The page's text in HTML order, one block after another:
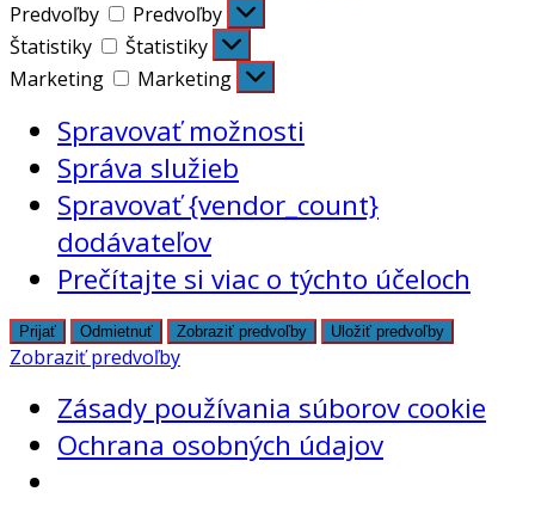
Predvoľby
Predvoľby
Štatistiky
Štatistiky
Marketing
Marketing
Spravovať možnosti
Správa služieb
Spravovať {vendor_count}
dodávateľov
Prečítajte si viac o týchto účeloch
Prijať Odmietnuť Zobraziť predvoľby Uložiť predvoľby
Zobraziť predvoľby
Zásady používania súborov cookie
Ochrana osobných údajov